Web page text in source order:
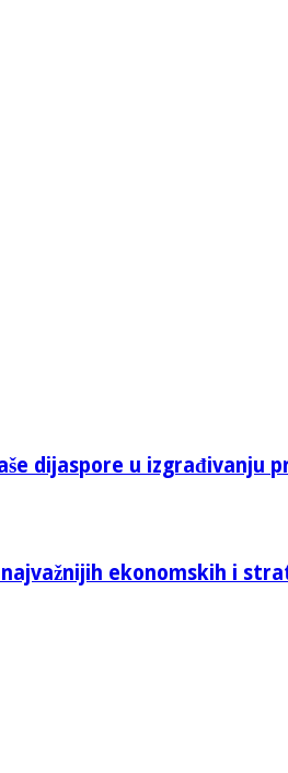
dijaspore u izgrađivanju
ekonomskih i